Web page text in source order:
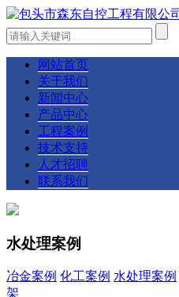
网站首页
关于我们
新闻中心
产品中心
工程案例
技术支持
人才招聘
联系我们
水处理案例
冶金案例 化工案例 水处理案例
架